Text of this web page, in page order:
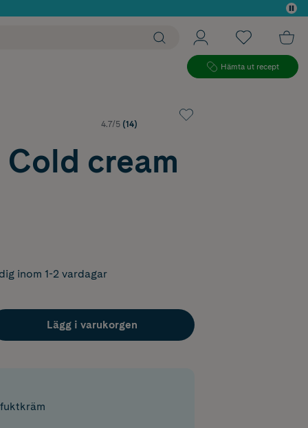
Hämta ut recept
4.7/5 (14)
cream
inom 1-2 vardagar
Lägg i varukorgen